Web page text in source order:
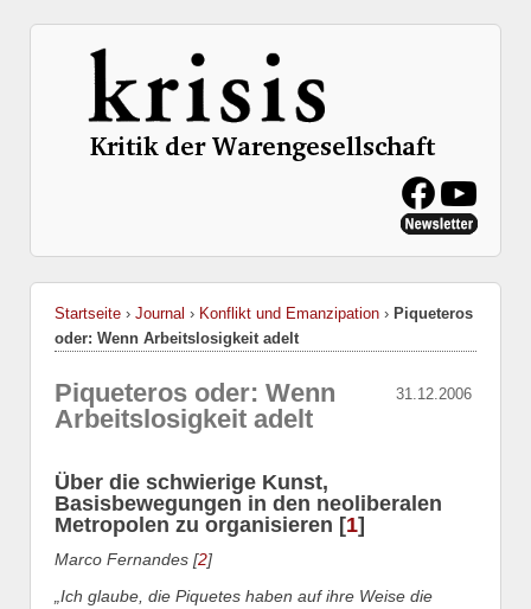
Startseite › Journal › Konflikt und Emanzipation › Piqueteros
oder: Wenn Arbeitslosigkeit adelt
31.12.2006
Piqueteros oder: Wenn
Arbeitslosigkeit adelt
Über die schwierige Kunst,
Basisbewegungen in den neoliberalen
Metropolen zu organisieren [1]
Marco Fernandes [2]
„Ich glaube, die Piquetes haben auf ihre Weise die